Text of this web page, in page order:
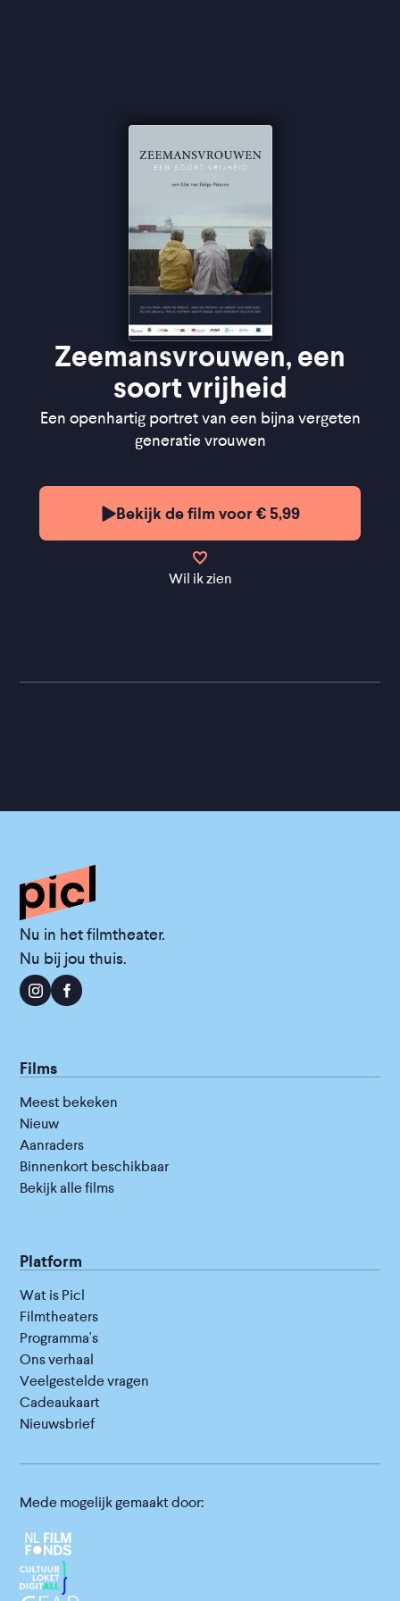
Zeemansvrouwen, een
soort vrijheid
Een openhartig portret van een bijna vergeten
generatie vrouwen
Bekijk de film voor € 5,99
Wil ik zien
Nu in het filmtheater.
Nu bij jou thuis.
Films
Meest bekeken
Nieuw
Aanraders
Binnenkort beschikbaar
Bekijk alle films
Platform
Wat is Picl
Filmtheaters
Programma's
Ons verhaal
Veelgestelde vragen
Cadeaukaart
Nieuwsbrief
Mede mogelijk gemaakt door: